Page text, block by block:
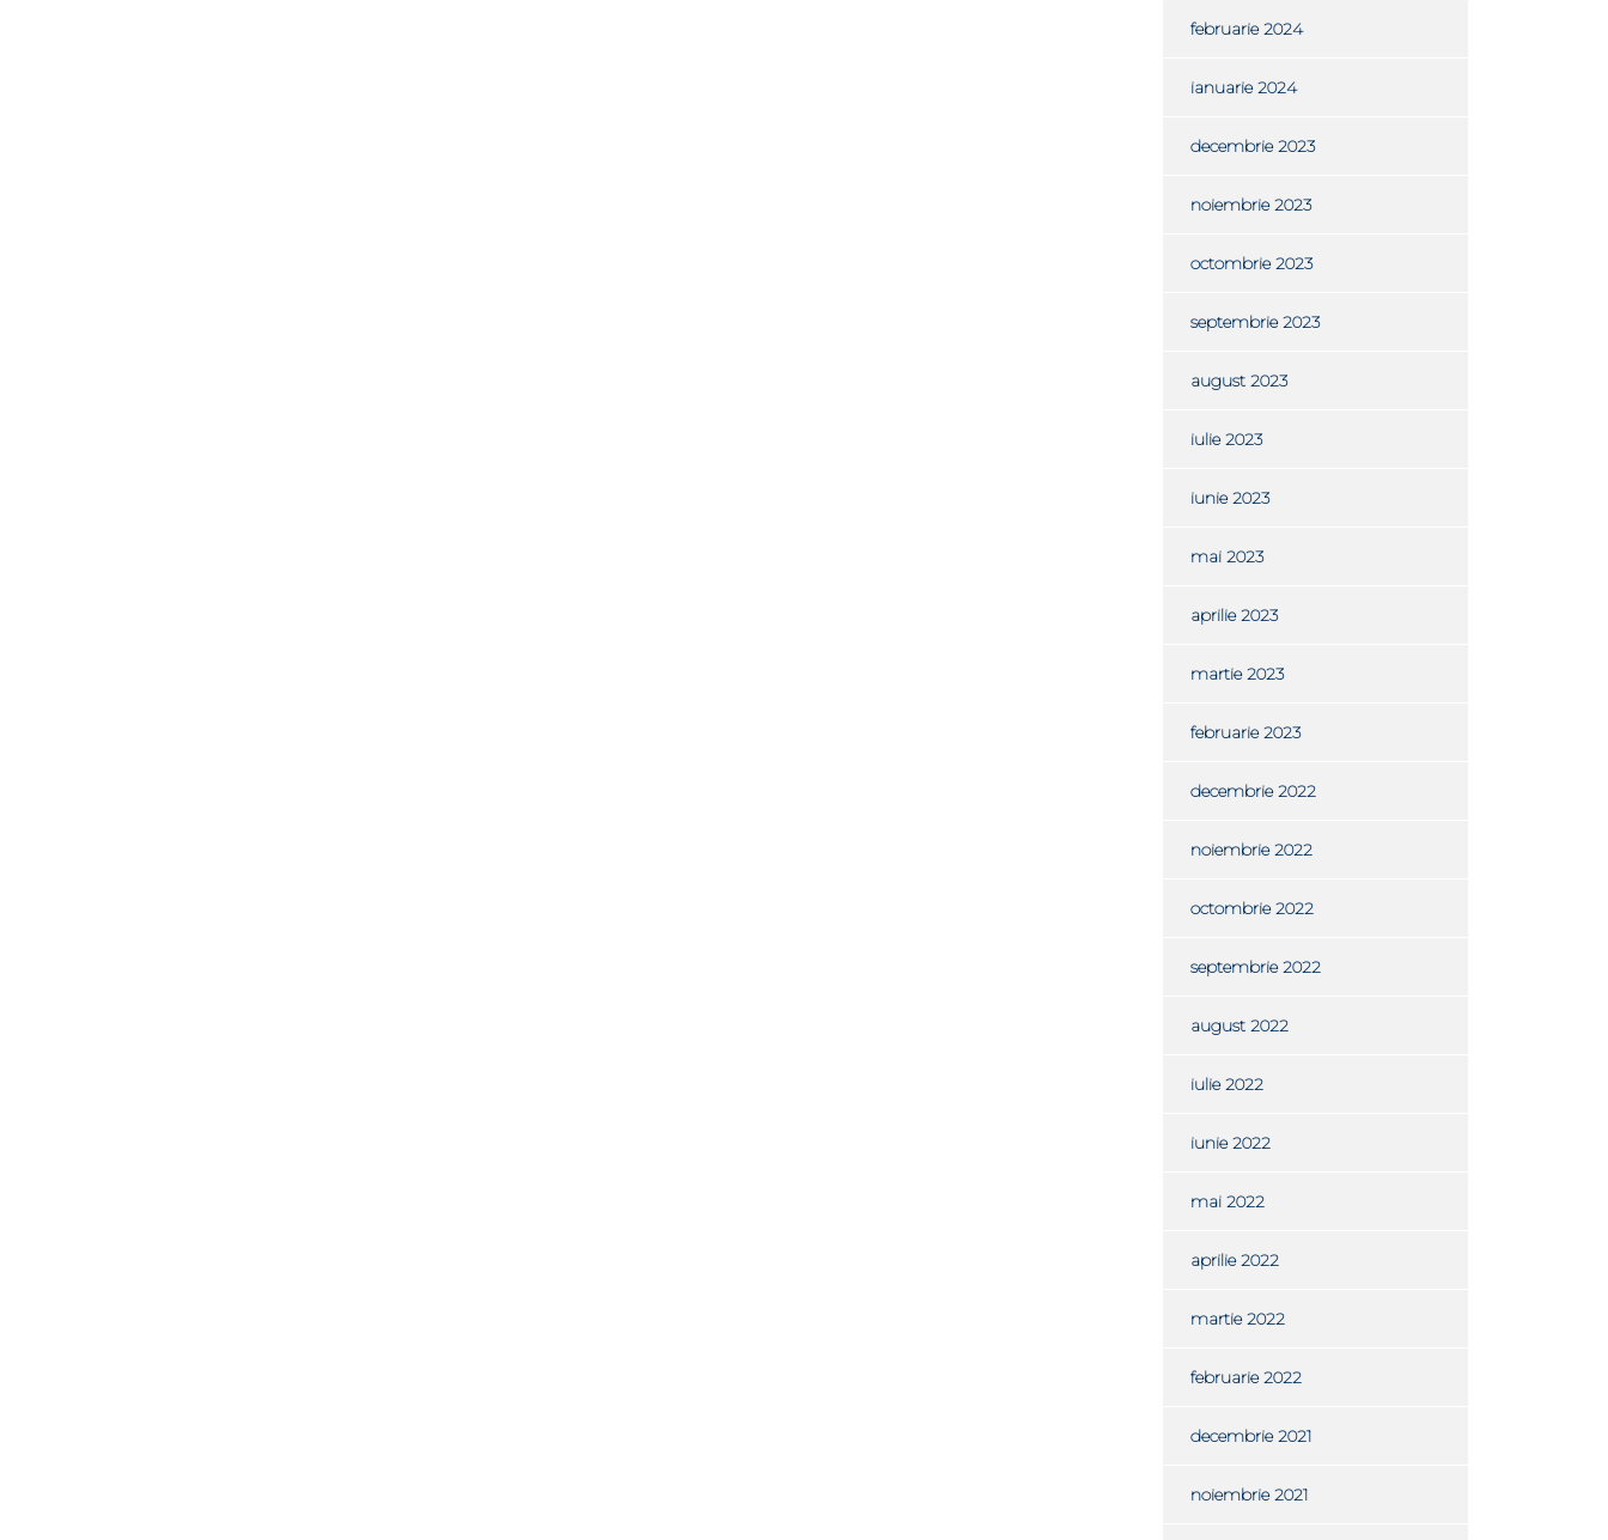
februarie 2024
ianuarie 2024
decembrie 2023
noiembrie 2023
octombrie 2023
septembrie 2023
august 2023
iulie 2023
iunie 2023
mai 2023
aprilie 2023
martie 2023
februarie 2023
decembrie 2022
noiembrie 2022
octombrie 2022
septembrie 2022
august 2022
iulie 2022
iunie 2022
mai 2022
aprilie 2022
martie 2022
februarie 2022
decembrie 2021
noiembrie 2021